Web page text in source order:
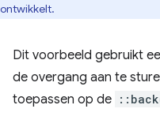
ontwikkelt.
Dit voorbeeld gebruikt
de overgang aan te
toepassen op de